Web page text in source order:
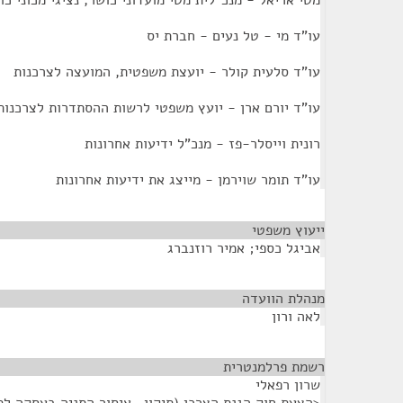
עו"ד מי - טל נעים - חברת יס
עו"ד סלעית קולר - יועצת משפטית, המועצה לצרכנות
עו"ד יורם ארן - יועץ משפטי לרשות ההסתדרות
רונית וייסלר-פז - מנכ"ל ידיעות אחרונות
עו"ד תומר שוירמן - מייצג את ידיעות אחרונות
ייעוץ משפטי
אביגל כספי; אמיר רוזנברג
מנהלת הוועדה
לאה ורון
רשמת פרלמנטרית
שרון רפאלי